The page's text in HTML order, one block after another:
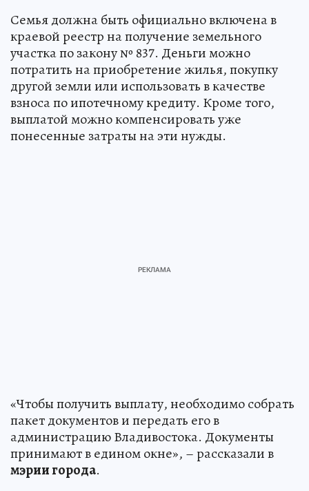
Семья должна быть официально включена в
краевой реестр на получение земельного
участка по закону № 837. Деньги можно
потратить на приобретение жилья, покупку
другой земли или использовать в качестве
взноса по ипотечному кредиту. Кроме того,
выплатой можно компенсировать уже
понесенные затраты на эти нужды.
«Чтобы получить выплату, необходимо собрать
пакет документов и передать его в
администрацию Владивостока. Документы
принимают в едином окне», – рассказали в
мэрии города.